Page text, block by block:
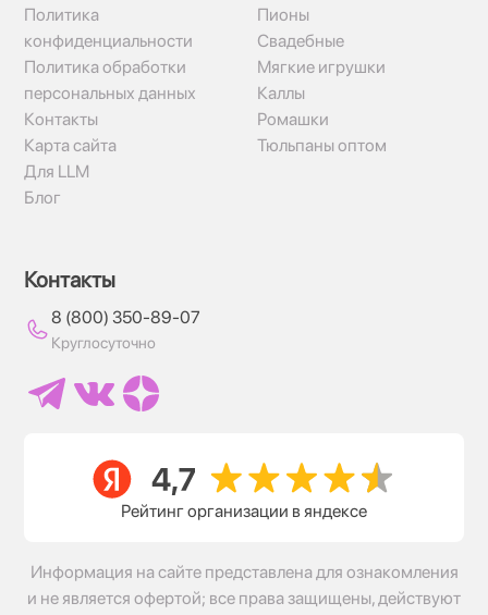
Политика
конфиденциальности
Политика обработки
персональных данных
Контакты
Карта сайта
Для LLM
Блог
Пионы
Свадебные
Мягкие игрушки
Каллы
Ромашки
Тюльпаны оптом
Контакты
8 (800) 350-89-07
Круглосуточно
Рейтинг организации в яндексе
Информация на сайте представлена для ознакомления
и не является офертой; все права защищены, действуют